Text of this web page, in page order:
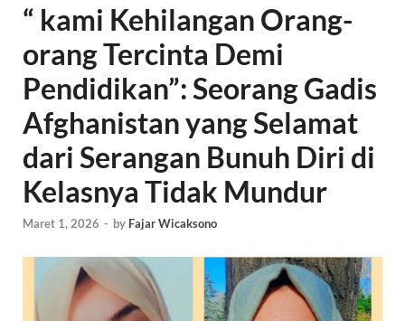
“ kami Kehilangan Orang-
orang Tercinta Demi
Pendidikan”: Seorang Gadis
Afghanistan yang Selamat
dari Serangan Bunuh Diri di
Kelasnya Tidak Mundur
Maret 1, 2026 - by Fajar Wicaksono